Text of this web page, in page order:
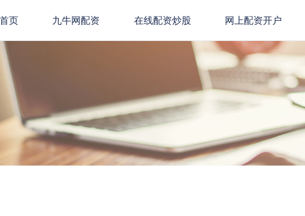
首页 九牛网配资 在线配资炒股 网上配资开户